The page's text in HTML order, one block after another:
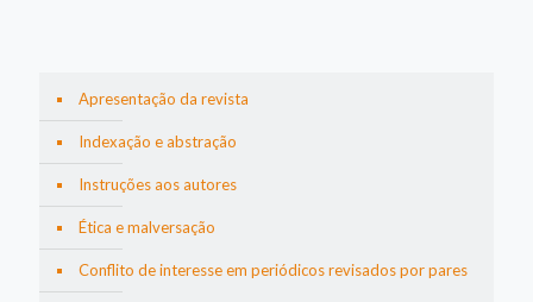
Apresentação da revista
Indexação e abstração
Instruções aos autores
Ética e malversação
Conflito de interesse em periódicos revisados ​​por pares